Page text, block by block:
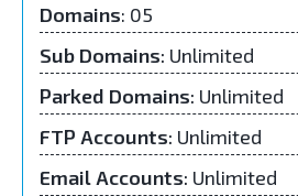
Domains: 05
Sub Domains: Unlimited
Parked Domains: Unlimited
FTP Accounts: Unlimited
Email Accounts: Unlimited